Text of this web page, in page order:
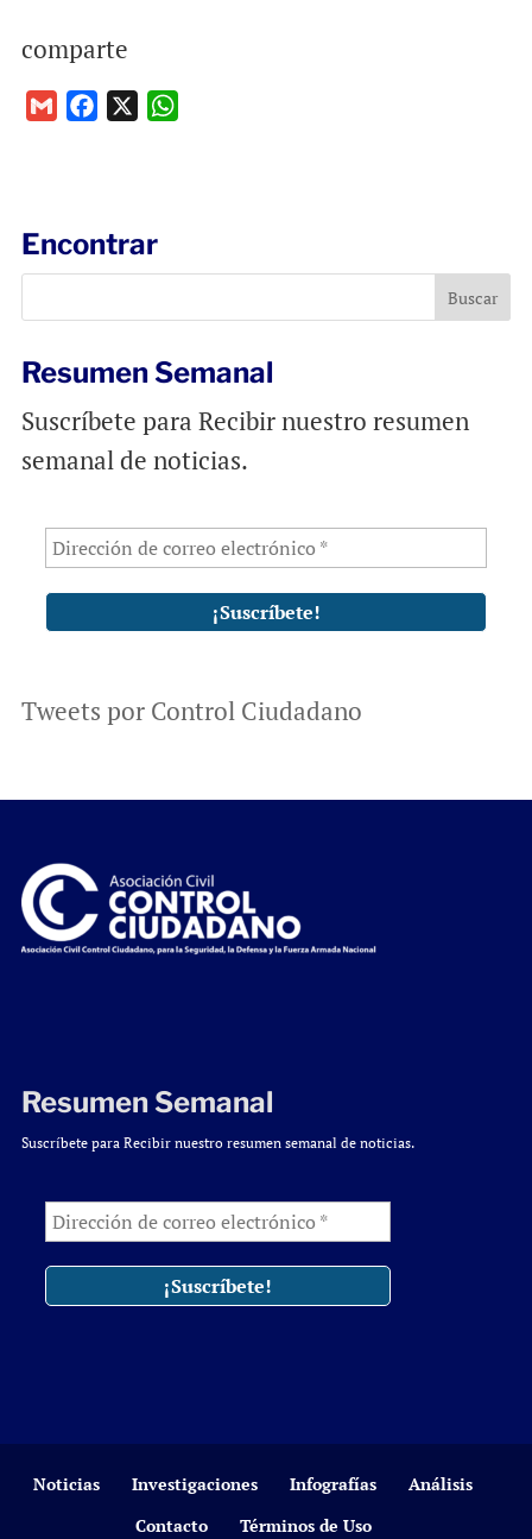
comparte
o
k
p
Encontrar
Resumen Semanal
Suscríbete para Recibir nuestro resumen
semanal de noticias.
Tweets por Control Ciudadano
Resumen Semanal
Suscríbete para Recibir nuestro resumen semanal de noticias.
Noticias Investigaciones Infografías
Análisis
Contacto
Términos de Uso